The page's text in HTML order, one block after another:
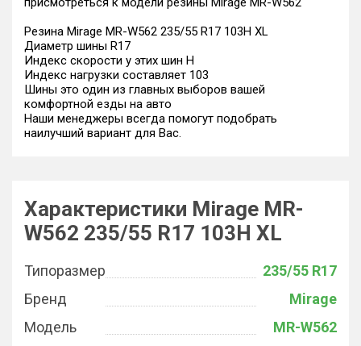
Резина Mirage MR-W562 235/55 R17 103H XL
Диаметр шины R17
Индекс скорости у этих шин H
Индекс нагрузки составляет 103
Шины это один из главных выборов вашей
комфортной езды на авто
Наши менеджеры всегда помогут подобрать
наилучший вариант для Вас.
Характеристики Mirage MR-
W562 235/55 R17 103H XL
Типоразмер
235/55 R17
Бренд
Mirage
Модель
MR-W562